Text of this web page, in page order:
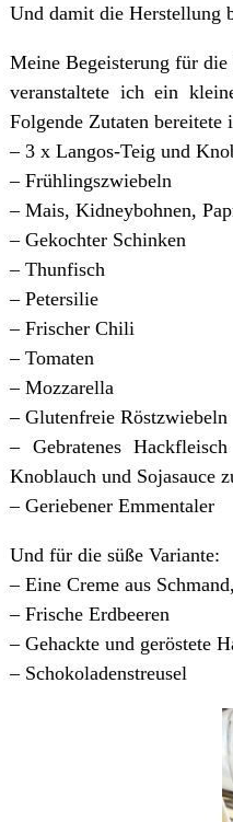
Und damit die Herstellung
Meine Begeisterung für
veranstaltete ich ein
Folgende Zutaten bereitete
– 3 x Langos-Teig und
– Frühlingszwiebeln
– Mais, Kidneybohnen,
– Gekochter Schinken
– Thunfisch
– Petersilie
– Frischer Chili
– Tomaten
– Mozzarella
– Glutenfreie Röstzwiebeln
– Gebratenes
Knoblauch und Sojasauce
– Geriebener Emmentaler
Und für die süße Variante:
– Eine Creme aus
– Frische Erdbeeren
– Gehackte und geröstete
– Schokoladenstreusel